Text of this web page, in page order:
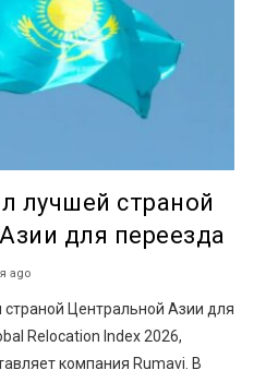
лучшей страной
для переезда
ago
страной Центральной Азии для
Relocation Index 2026,
компания Rumavi. В